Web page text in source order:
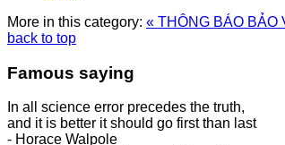
More in this category: « THÔNG BÁO BẢO
back to top
Famous saying
In all science error precedes the truth,
and it is better it should go first than last
- Horace Walpole